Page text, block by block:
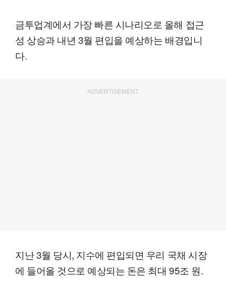
금투업계에서 가장 빠른 시나리오로 올해 접근
성 상승과 내년 3월 편입을 예상하는 배경입니
다.
ADVERTISEMENT
지난 3월 당시, 지수에 편입되면 우리 국채 시장
에 들어올 것으로 예상되는 돈은 최대 95조 원.